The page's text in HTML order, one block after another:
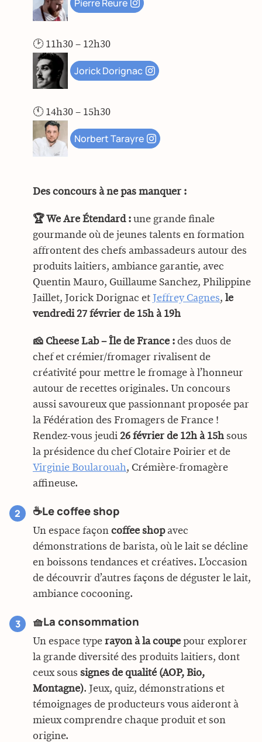
Pierre Reure
🕑 11h30 – 12h30
Jorick Dorignac
🕚 14h30 – 15h30
Norbert Tarayre
Des concours à ne pas manquer :
🏆 We Are Étendard : une grande finale
gourmande où de jeunes talents en formation
affrontent des chefs ambassadeurs autour des
produits laitiers, ambiance garantie, avec
Quentin Mauro, Guillaume Sanchez, Philippine
Jaillet, Jorick Dorignac et Jeffrey Cagnes, le
vendredi 27 février de 15h à 19h
🧀 Cheese Lab – Île de France : des duos de
chef et crémier/fromager rivalisent de
créativité pour mettre le fromage à l’honneur
autour de recettes originales. Un concours
aussi savoureux que passionnant proposée par
la Fédération des Fromagers de France !
Rendez-vous jeudi 26 février de 12h à 15h sous
la présidence du chef Clotaire Poirier et de
Virginie Boularouah, Crémière-fromagère
affineuse.
☕Le coffee shop
Un espace façon coffee shopavec
démonstrations de barista, où le lait se décline
en boissons tendances et créatives. L’occasion
de découvrir d’autres façons de déguster le lait,
ambiance cocooning.
🧺La consommation
Un espace type rayon à la coupe pour explorer
la grande diversité des produits laitiers, dont
ceux sous signes de qualité (AOP, Bio,
Montagne). Jeux, quiz, démonstrations et
témoignages de producteurs vous aideront à
mieux comprendre chaque produit et son
origine.